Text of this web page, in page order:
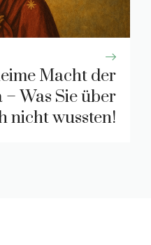
Macht der
Was Sie über
nicht wussten!